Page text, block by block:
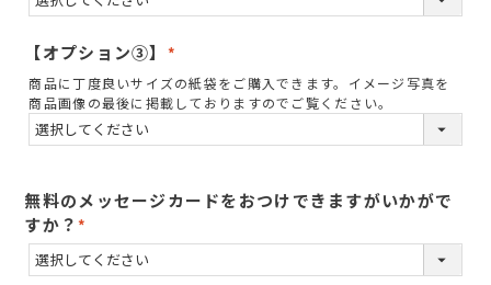
【オプション③】
(
必
)
商品に丁度良いサイズの紙袋をご購入できます。イメージ写真を
商品画像の最後に掲載しておりますのでご覧ください。
無料のメッセージカードをおつけできますがいかがで
すか？
(
必